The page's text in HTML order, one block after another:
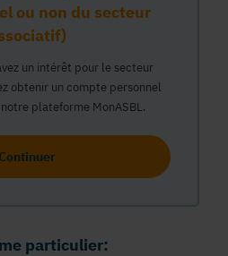
ou non du secteur
un intérêt pour le secteur
obtenir un compte personnel
plateforme MonASBL.
Continuer
particulier: